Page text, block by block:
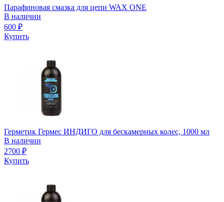
Парафиновая смазка для цепи WAX ONE
В наличии
600 ₽
Купить
Герметик Гермес ИНДИГО для бескамерных колес, 1000 мл
В наличии
2700 ₽
Купить